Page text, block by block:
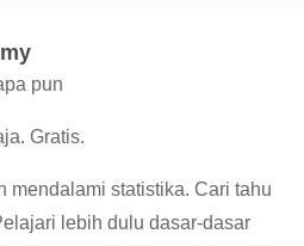
pun
Gratis.
mendalami statistika. Cari tahu
lebih dulu dasar-dasar